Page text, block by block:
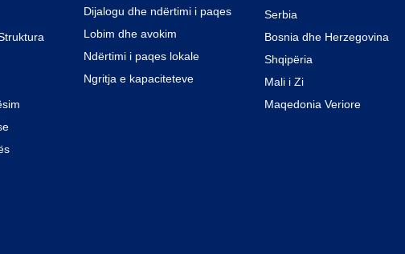
Dijalogu dhe ndërtimi i paqes
Lobim dhe avokim
Ndërtimi i paqes lokale
Ngritja e kapaciteteve
Serbia
Bosnia dhe Herzegovina
Shqipëria
Mali i Zi
Maqedonia Veriore